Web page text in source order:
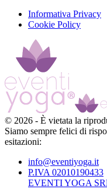
Informativa Privacy
Cookie Policy
© 2026 - È vietata la
Siamo sempre felici di
esitazioni:
info@eventiyoga.it
P.IVA 02010190433
EVENTI YOGA